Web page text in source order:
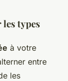
types
à votre
entre
les